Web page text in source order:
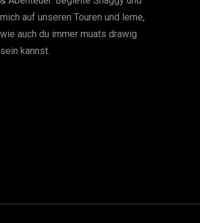
mich auf unseren Touren und lerne,
wie auch du immer muats drawig
sein kannst.